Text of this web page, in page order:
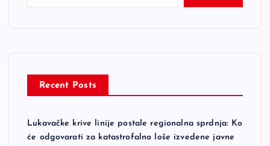
Recent Posts
Lukavačke krive linije postale regionalna sprdnja: Ko
će odgovarati za katastrofalno loše izvedene javne